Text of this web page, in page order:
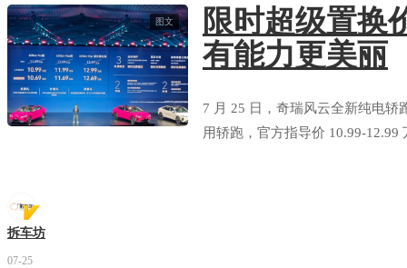
图文
限时超级置换
有能力更美丽
7 月 25 日，奇瑞风云全新纯电
用轿跑，官方指导价 10.99-
拆车坊
07-25